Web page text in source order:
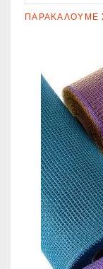
ΠΑΡΑΚΑΛΟΎΜΕ